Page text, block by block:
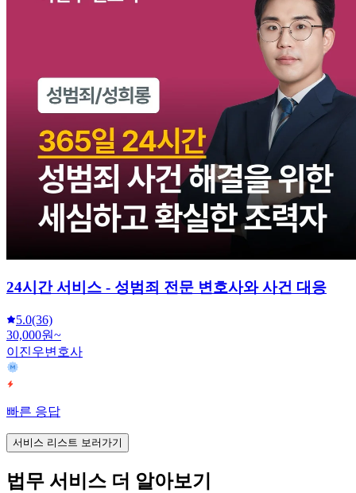
24시간 서비스 - 성범죄 전문 변호사와 사건 대응
5.0(36)
30,000원~
이진우변호사
빠른 응답
서비스 리스트 보러가기
법무 서비스 더 알아보기